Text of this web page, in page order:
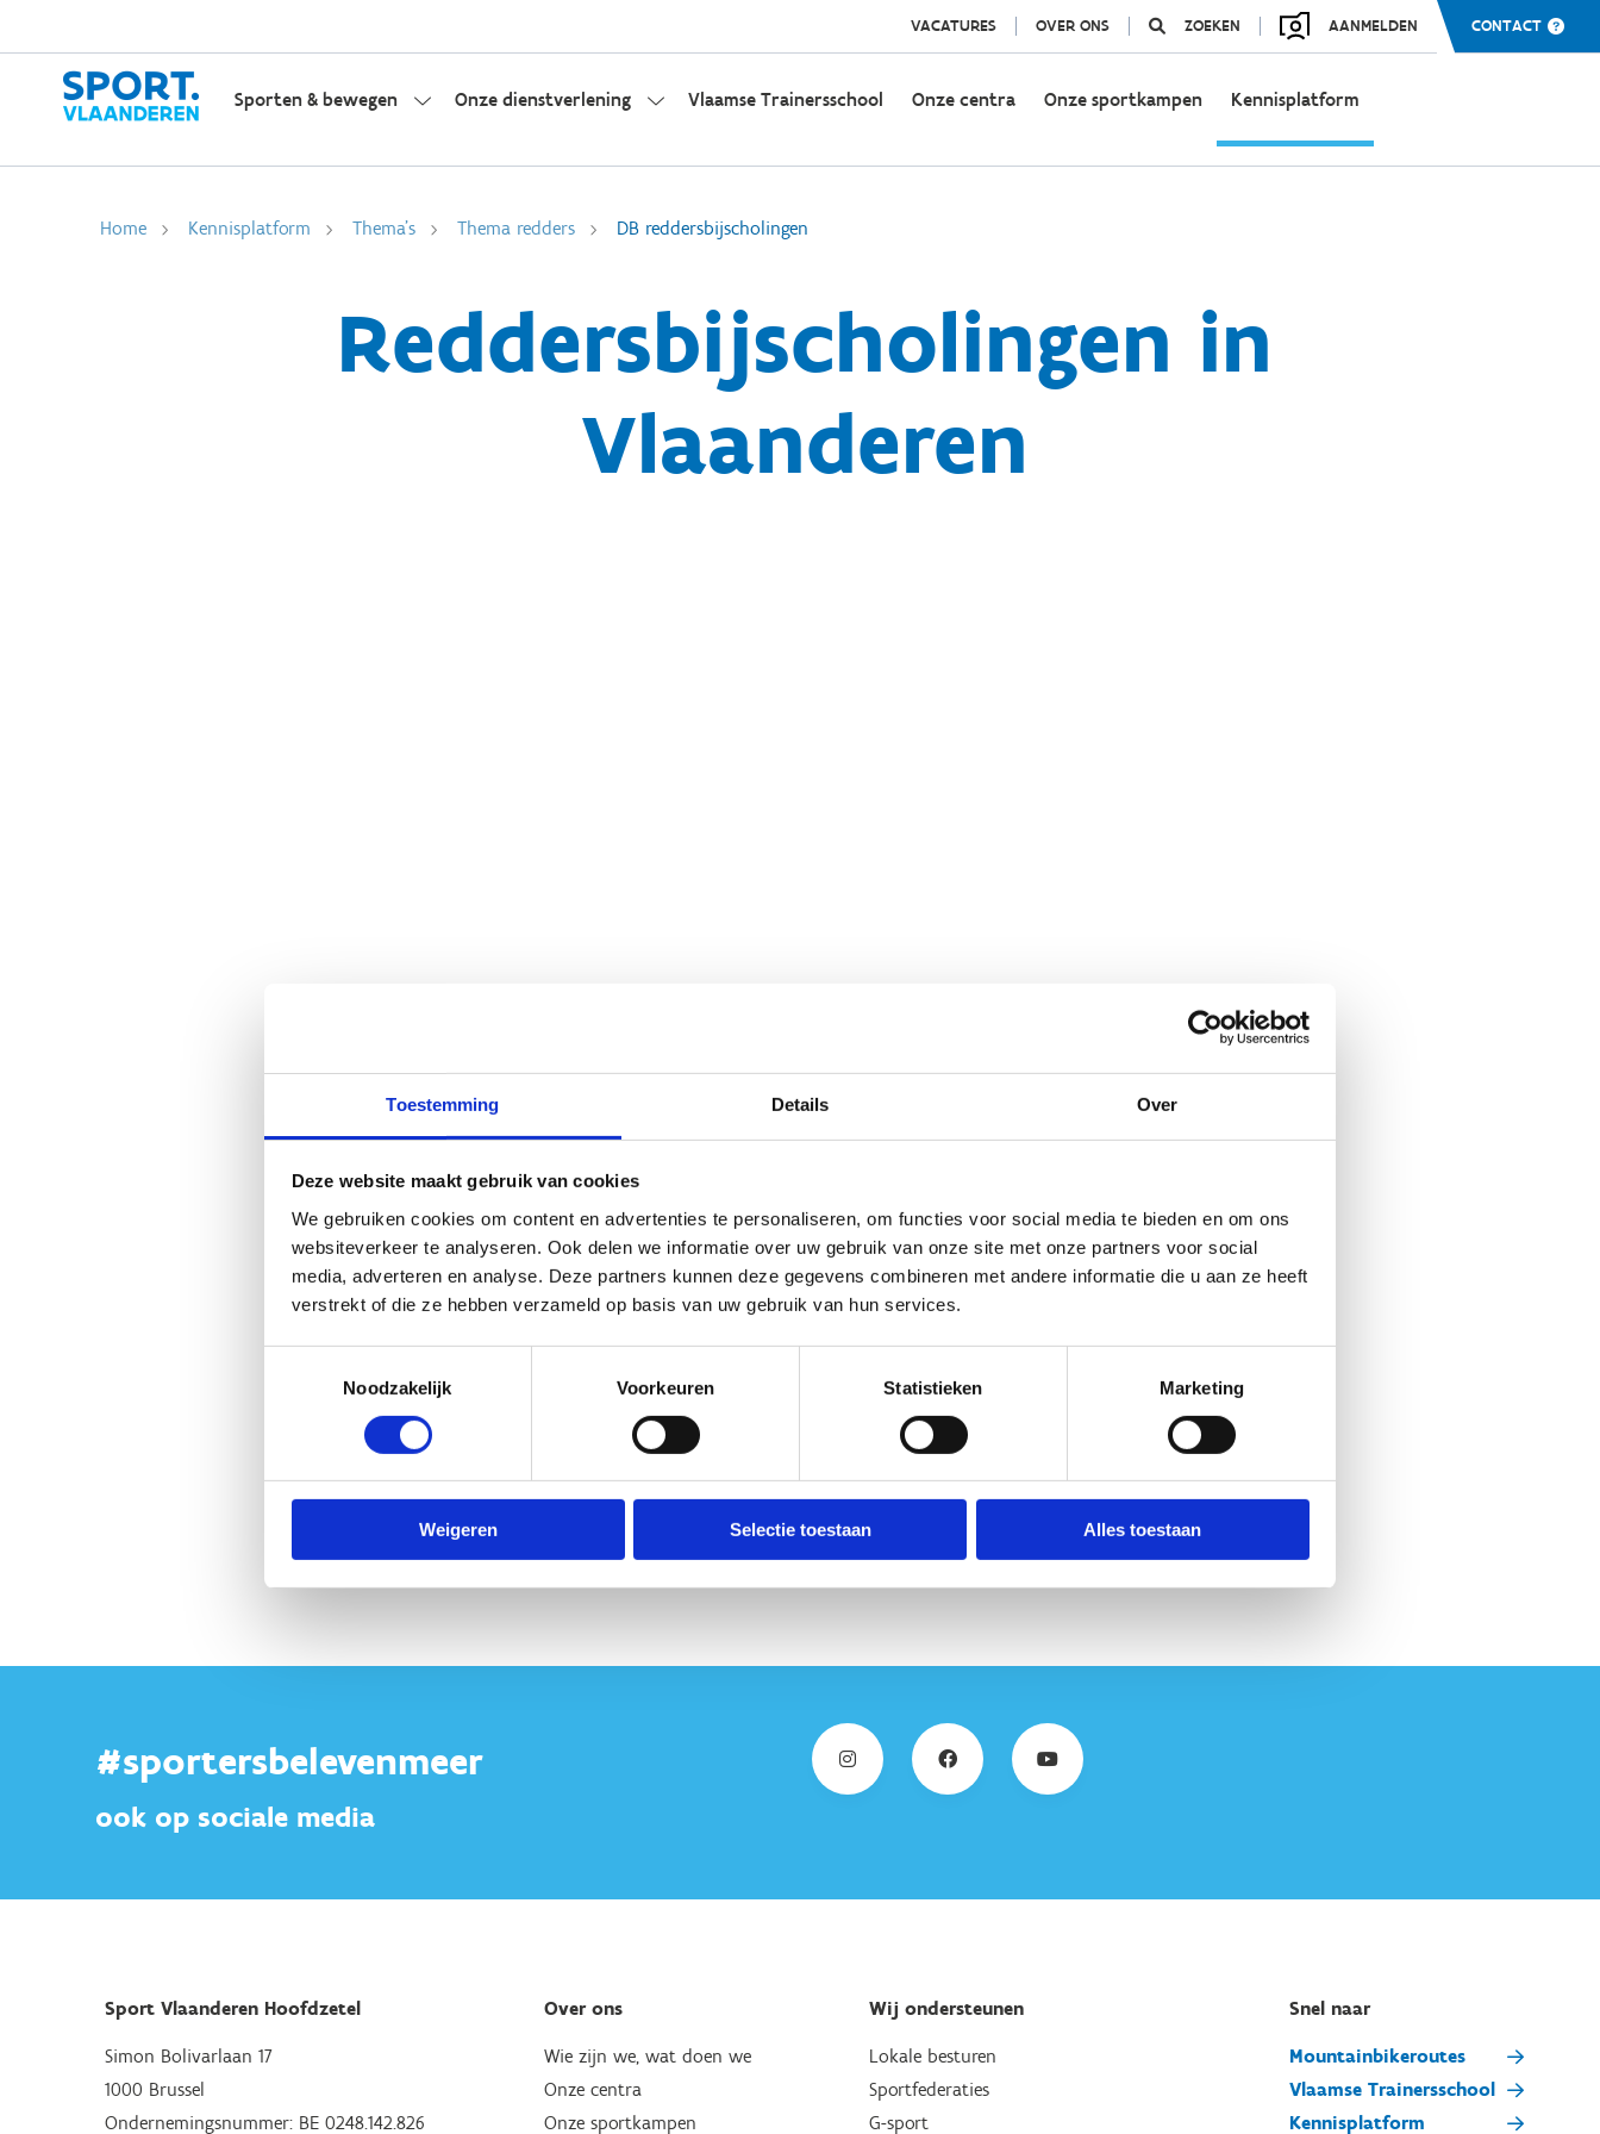
Toestemming Details Over
Deze website maakt gebruik van cookies
We gebruiken cookies om content en advertenties te personaliseren, om functies voor social media te bieden en om ons
websiteverkeer te analyseren. Ook delen we informatie over uw gebruik van onze site met onze partners voor social
media, adverteren en analyse. Deze partners kunnen deze gegevens combineren met andere informatie die u aan ze heeft
verstrekt of die ze hebben verzameld op basis van uw gebruik van hun services.
Noodzakelijk
Voorkeuren Statistieken Marketing
Weigeren Selectie toestaan Alles toestaan
VACATURES OVER ONS ZOEKEN AANMELDEN CONTACT
Sporten & bewegen Onze dienstverlening Vlaamse Trainersschool Onze centra Onze sportkampen Kennisplatform
Home Kennisplatform Thema's Thema redders DB reddersbijscholingen
Reddersbijscholingen in
Vlaanderen
#sportersbelevenmeer
ook op sociale media
Sport Vlaanderen Hoofdzetel
Simon Bolivarlaan 17
1000 Brussel
Ondernemingsnummer: BE 0248.142.826
Over ons
Wie zijn we, wat doen we
Onze centra
Onze sportkampen
Wij ondersteunen
Lokale besturen
Sportfederaties
G-sport
Snel naar
Mountainbikeroutes
Vlaamse Trainersschool
Kennisplatform